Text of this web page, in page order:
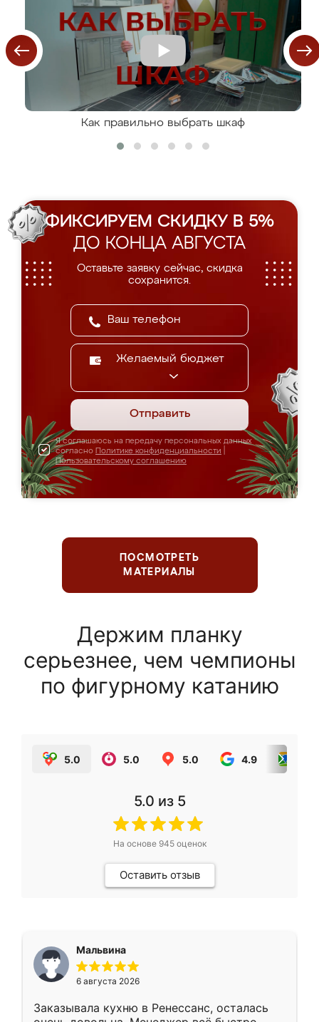
Как правильно выбрать шкаф
ФИКСИРУЕМ СКИДКУ В 5%
ДО КОНЦА АВГУСТА
Оставьте заявку сейчас, скидка
сохранится.
Желаемый бюджет
Отправить
Я соглашаюсь на передачу персональных данных
согласно Политике конфиденциальности
Пользовательскому соглашению
ПОСМОТРЕТЬ
МАТЕРИАЛЫ
Держим планку
серьезнее, чем чемпионы
по фигурному катанию
5.0 5.0 5.0 4.9
5.0 из 5
На основе 945оценок
Оставить отзыв
Мальвина
6 августа 2026
Заказывала кухню в Ренессанс, осталась